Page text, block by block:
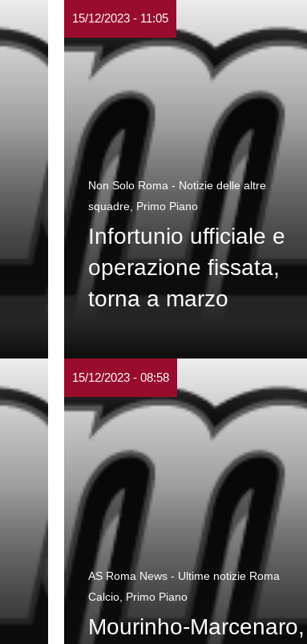
15/12/2023 - 11:05
Non Solo Roma - Notizie delle altre
squadre, Primo Piano
Infortunio ufficiale e
operazione fissata,
torna a marzo
15/12/2023 - 08:58
AS Roma News - Ultime notizie Roma
Calcio, Primo Piano
Mourinho-Marcenaro,